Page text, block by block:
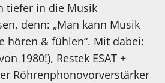
tiefer in die Musik
denn: „Man kann Musik
hören & fühlen“. Mit dabei:
1980!), Restek ESAT +
Röhrenphonovorverstärker